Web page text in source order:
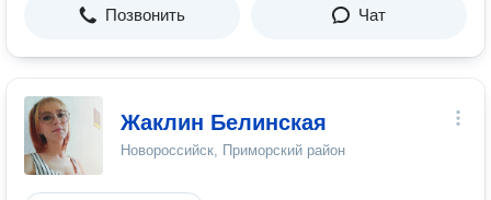
Позвонить Чат
Жаклин Белинская
Новороссийск, Приморский район